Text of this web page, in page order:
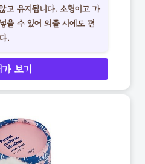
고 유지됩니다. 소형이고 가
을 수 있어 외출 시에도 편
.
보기